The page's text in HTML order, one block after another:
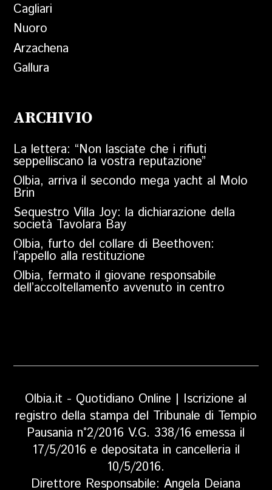
Cagliari
Nuoro
Arzachena
Gallura
ARCHIVIO
La lettera: “Non lasciate che i rifiuti
seppelliscano la vostra reputazione”
Olbia, arriva il secondo mega yacht al Molo
Brin
Sequestro Villa Joy: la dichiarazione della
società Tavolara Bay
Olbia, furto del collare di Beethoven:
l’appello alla restituzione
Olbia, fermato il giovane responsabile
dell’accoltellamento avvenuto in centro
Olbia.it - Quotidiano Online | Iscrizione al
registro della stampa del Tribunale di Tempio
Pausania n°2/2016 V.G. 338/16 emessa il
17/5/2016 e depositata in cancelleria il
10/5/2016.
Direttore Responsabile: Angela Deiana